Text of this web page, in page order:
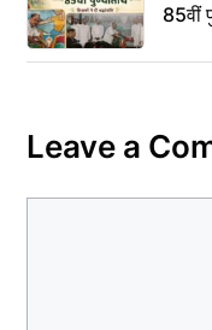
85वीं
Leave a